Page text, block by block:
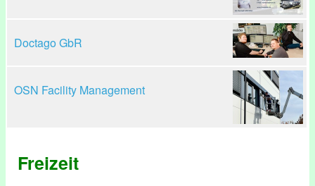
Doctago GbR
OSN Facility Management
Freizeit